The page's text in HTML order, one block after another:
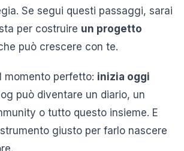
Se segui questi passaggi, sarai
per costruire un progetto
può crescere con te.
momento perfetto: inizia oggi
può diventare un diario, un
o tutto questo insieme. E
giusto per farlo nascere